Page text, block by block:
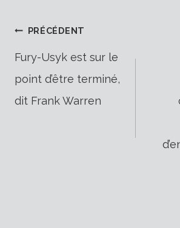
de
PRÉCÉDENT
Fury-Usyk est sur le
point d’être terminé,
dit Frank Warren